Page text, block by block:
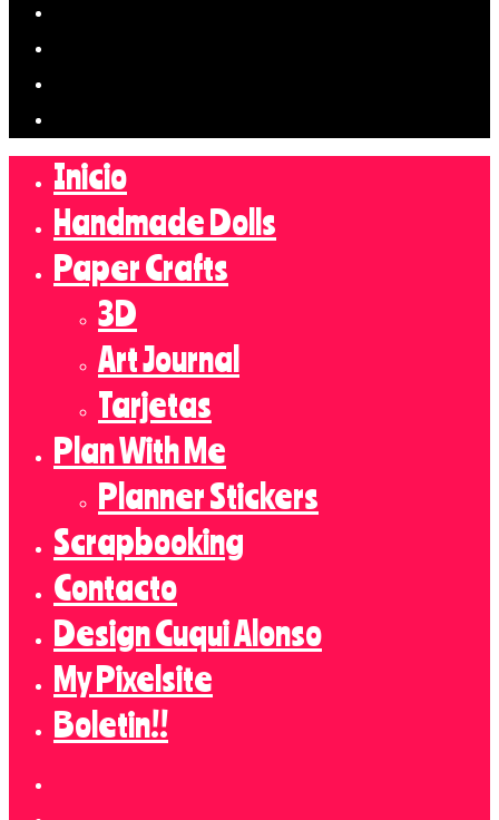
Inicio
Handmade Dolls
Paper Crafts
3D
Art Journal
Tarjetas
Plan With Me
Planner Stickers
Scrapbooking
Contacto
Design Cuqui Alonso
My Pixelsite
Boletin!!